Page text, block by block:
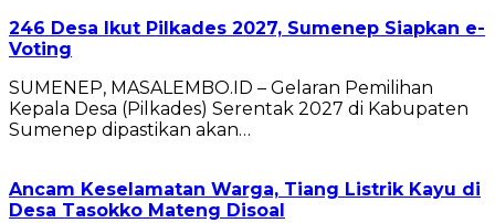
246 Desa Ikut Pilkades 2027, Sumenep Siapkan e-
Voting
SUMENEP, MASALEMBO.ID – Gelaran Pemilihan
Kepala Desa (Pilkades) Serentak 2027 di Kabupaten
Sumenep dipastikan akan…
Ancam Keselamatan Warga, Tiang Listrik Kayu di
Desa Tasokko Mateng Disoal